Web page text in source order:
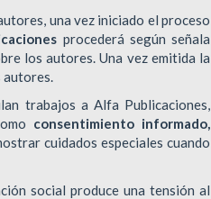
una vez iniciado el proceso
procederá según señala
los autores. Una vez emitida la
trabajos a Alfa Publicaciones,
consentimiento informado,
cuidados especiales cuando
social produce una tensión al